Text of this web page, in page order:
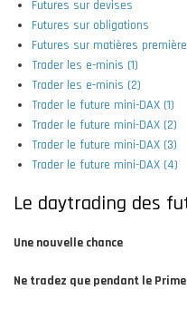
Futures sur devises
Futures sur obligations
Futures sur matières
Trader les e-minis (1)
Trader les e-minis (2)
Trader le future mini-DAX (1)
Trader le future mini-DAX (2)
Trader le future mini-DAX (3)
Trader le future mini-DAX (4)
Le daytrading des
Une nouvelle chance
Ne tradez que pendant le